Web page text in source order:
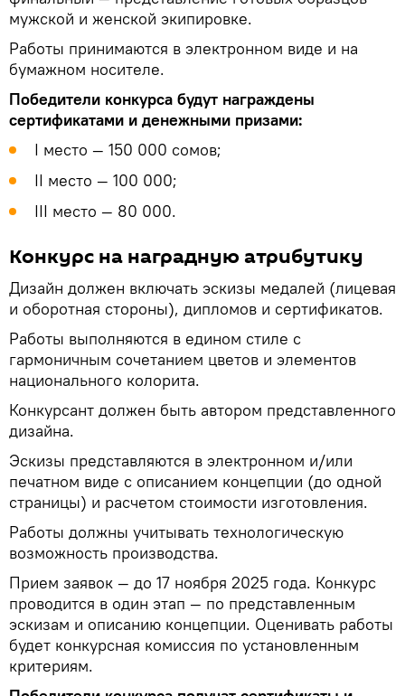
мужской и женской экипировке.
Работы принимаются в электронном виде и на
бумажном носителе.
Победители конкурса будут награждены
сертификатами и денежными призами:
I место — 150 000 сомов;
II место — 100 000;
III место — 80 000.
Конкурс на наградную атрибутику
Дизайн должен включать эскизы медалей (лицевая
и оборотная стороны), дипломов и сертификатов.
Работы выполняются в едином стиле с
гармоничным сочетанием цветов и элементов
национального колорита.
Конкурсант должен быть автором представленного
дизайна.
Эскизы представляются в электронном и/или
печатном виде с описанием концепции (до одной
страницы) и расчетом стоимости изготовления.
Работы должны учитывать технологическую
возможность производства.
Прием заявок — до 17 ноября 2025 года. Конкурс
проводится в один этап — по представленным
эскизам и описанию концепции. Оценивать работы
будет конкурсная комиссия по установленным
критериям.